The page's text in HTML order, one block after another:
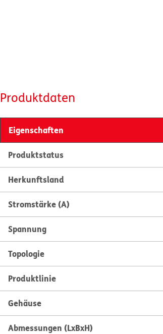
Produktdaten
Eigenschaften
Produktstatus
Herkunftsland
Stromstärke (A)
Spannung
Topologie
Produktlinie
Gehäuse
Abmessungen (LxBxH)